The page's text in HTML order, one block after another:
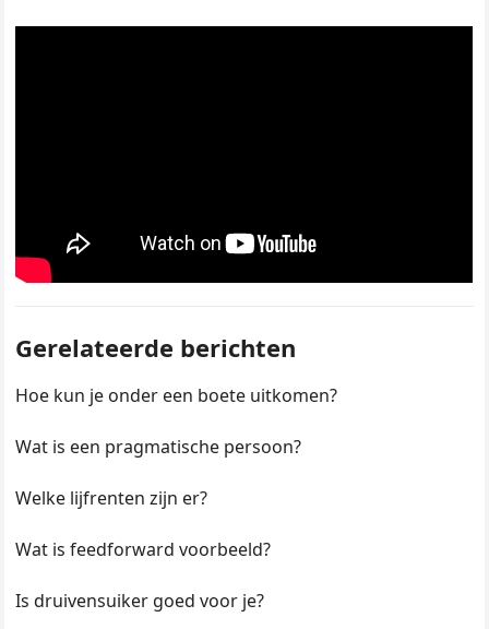
Gerelateerde berichten
Hoe kun je onder een boete uitkomen?
Wat is een pragmatische persoon?
Welke lijfrenten zijn er?
Wat is feedforward voorbeeld?
Is druivensuiker goed voor je?